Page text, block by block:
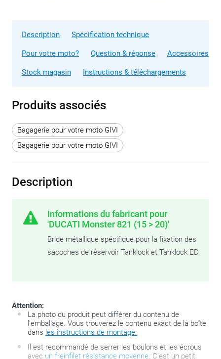
Description Spécification technique
Pour votre moto? Question & réponse Accessoires
Stock magasin Instructions & téléchargements
Produits associés
Bagagerie pour votre moto GIVI
Bagagerie pour votre moto GIVI
Description
Informations du fabricant pour
'DUCATI Monster 821 (15 > 20)'
Bride métallique spécifique pour la fixation des
sacoches de réservoir Tanklock et Tanklock ED
Attention:
La photo du produit peut différer du contenu de
l'emballage. Vous trouverez le contenu exact de la boîte
dans les instructions de montage.
Il est recommandé de serrer les boulons et les écrous
avec un freinfilet résistance moyenne. C'est un petit